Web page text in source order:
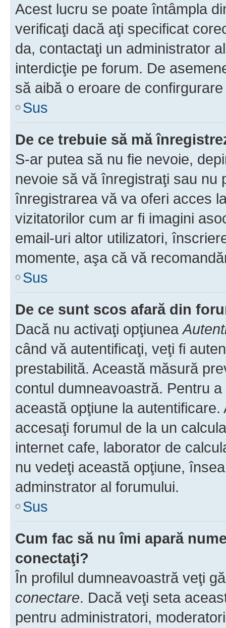
Acest lucru se poate întâmpla
verificaţi dacă aţi specificat
da, contactaţi un administrator
interdicţie pe forum. De
să aibă o eroare de
Sus
De ce trebuie să mă
S-ar putea să nu fie nevoie,
nevoie să vă înregistraţi sau nu
înregistrarea vă va oferi acces
vizitatorilor cum ar fi imagini
email-uri altor utilizatori,
momente, aşa că vă
Sus
De ce sunt scos afară din
Dacă nu activaţi opţiunea
când vă autentificaţi, veţi fi
prestabilită. Această măsură
contul dumneavoastră. Pentru
această opţiune la
accesaţi forumul de la un
internet cafe, laborator de
nu vedeţi această opţiune,
adminstrator al forumului.
Sus
Cum fac să nu îmi apară
conectaţi?
În profilul dumneavoastră veţi
conectare. Dacă veţi seta
pentru administratori,